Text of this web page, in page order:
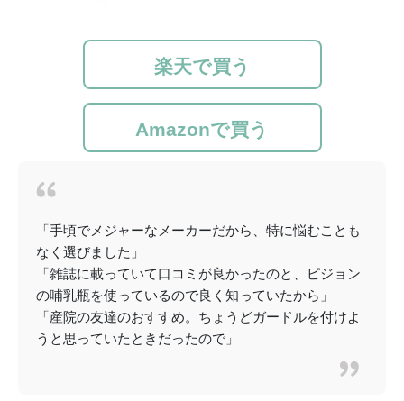
楽天で買う
Amazonで買う
「手頃でメジャーなメーカーだから、特に悩むことも
なく選びました」
「雑誌に載っていて口コミが良かったのと、ピジョン
の哺乳瓶を使っているので良く知っていたから」
「産院の友達のおすすめ。ちょうどガードルを付けよ
うと思っていたときだったので」